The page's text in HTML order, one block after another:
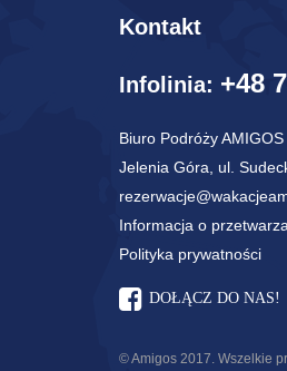
Kontakt
Infolinia: +48
Biuro Podróży
Jelenia Góra, ul.
Informacja o
Polityka prywatności
DOŁĄCZ DO NAS!
© Amigos 2017. Wszelkie